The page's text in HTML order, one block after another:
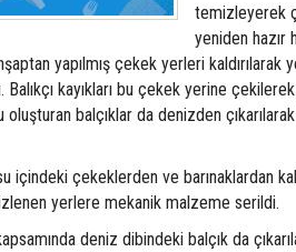
temizleyerek
yeniden hazır
yapılmış çekek yerleri kaldırılarak
Balıkçı kayıkları bu çekek yerine
balçıklar da denizden çıkarılarak
içindeki çekeklerden ve barınaklardan
yerlere mekanik malzeme serildi.
deniz dibindeki balçık da